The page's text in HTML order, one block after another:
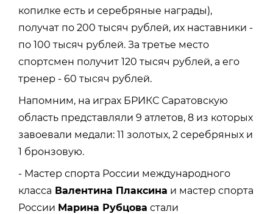
копилке есть и серебряные награды),
получат по 200 тысяч рублей, их наставники -
по 100 тысяч рублей. За третье место
спортсмен получит 120 тысяч рублей, а его
тренер - 60 тысяч рублей.
Напомним, на играх БРИКС Саратовскую
область представляли 9 атлетов, 8 из которых
завоевали медали: 11 золотых, 2 серебряных и
1 бронзовую.
- Мастер спорта России международного
класса Валентина Плаксина и мастер спорта
России Марина Рубцова стали